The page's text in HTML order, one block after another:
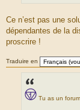
u
r
c
d
u
m
e
Ce n’est pas une
dépendantes de la
proscrire !
Traduire en
Tu as un